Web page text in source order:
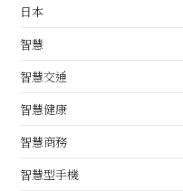
日本
智慧
智慧交通
智慧健康
智慧商務
智慧型手機